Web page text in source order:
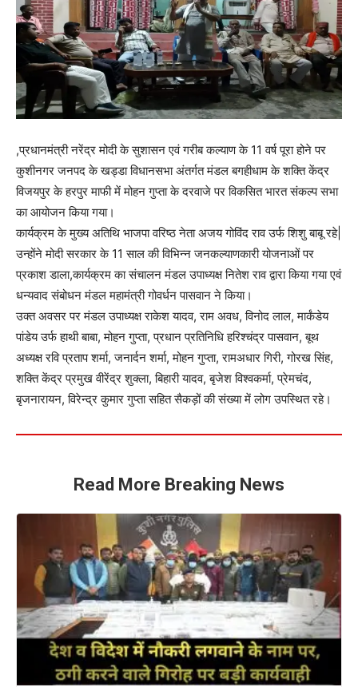
,प्रधानमंत्री नरेंद्र मोदी के सुशासन एवं गरीब कल्याण के 11 वर्ष पूरा होने पर
कुशीनगर जनपद के खड्डा विधानसभा अंतर्गत मंडल बगहीधाम के शक्ति केंद्र
विजयपुर के हरपुर माफी में मोहन गुप्ता के दरवाजे पर विकसित भारत संकल्प सभा
का आयोजन किया गया।
कार्यक्रम के मुख्य अतिथि भाजपा वरिष्ठ नेता अजय गोविंद राव उर्फ शिशु बाबू रहे|
उन्होंने मोदी सरकार के 11 साल की विभिन्न जनकल्याणकारी योजनाओं पर
प्रकाश डाला,कार्यक्रम का संचालन मंडल उपाध्यक्ष नितेश राव द्वारा किया गया एवं
धन्यवाद संबोधन मंडल महामंत्री गोवर्धन पासवान ने किया।
उक्त अवसर पर मंडल उपाध्यक्ष राकेश यादव, राम अवध, विनोद लाल, मार्कंडेय
पांडेय उर्फ हाथी बाबा, मोहन गुप्ता, प्रधान प्रतिनिधि हरिश्चंद्र पासवान, बूथ
अध्यक्ष रवि प्रताप शर्मा, जनार्दन शर्मा, मोहन गुप्ता, रामअधार गिरी, गोरख सिंह,
शक्ति केंद्र प्रमुख वीरेंद्र शुक्ला, बिहारी यादव, बृजेश विश्वकर्मा, प्रेमचंद,
बृजनारायन, विरेन्द्र कुमार गुप्ता सहित सैकड़ों की संख्या में लोग उपस्थित रहे।
Read More Breaking News